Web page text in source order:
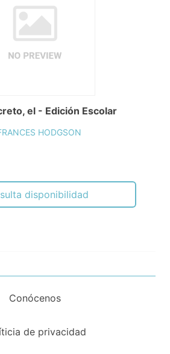
el - Edición Escolar
HODGSON
disponibilidad
Conócenos
de privacidad